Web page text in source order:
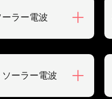
ーラー電波
ーラー電波